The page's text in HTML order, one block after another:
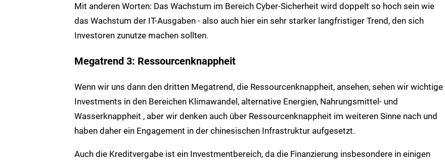
Mit anderen Worten: Das Wachstum im Bereich Cyber-Sicherheit wird doppelt so hoch sein wie
das Wachstum der IT-Ausgaben - also auch hier ein sehr starker langfristiger Trend, den sich
Investoren zunutze machen sollten.
Megatrend 3: Ressourcenknappheit
Wenn wir uns dann den dritten Megatrend, die Ressourcenknappheit, ansehen, sehen wir wichtige
Investments in den Bereichen Klimawandel, alternative Energien, Nahrungsmittel- und
Wasserknappheit , aber wir denken auch über Ressourcenknappheit im weiteren Sinne nach und
haben daher ein Engagement in der chinesischen Infrastruktur aufgesetzt.
Auch die Kreditvergabe ist ein Investmentbereich, da die Finanzierung insbesondere in einigen